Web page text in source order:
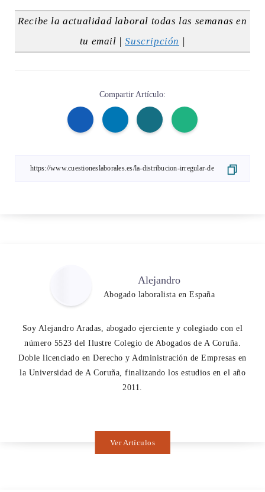
Recibe la actualidad laboral todas las semanas en
tu email |Suscripción |
Compartir Artículo:
Alejandro
Abogado laboralista en España
Soy Alejandro Aradas, abogado ejerciente y colegiado con el
número 5523 del Ilustre Colegio de Abogados de A Coruña.
Doble licenciado en Derecho y Administración de Empresas en
la Universidad de A Coruña, finalizando los estudios en el año
2011.
Ver Artículos